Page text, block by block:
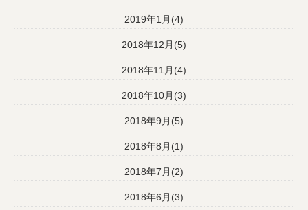
2019年1月(4)
2018年12月(5)
2018年11月(4)
2018年10月(3)
2018年9月(5)
2018年8月(1)
2018年7月(2)
2018年6月(3)